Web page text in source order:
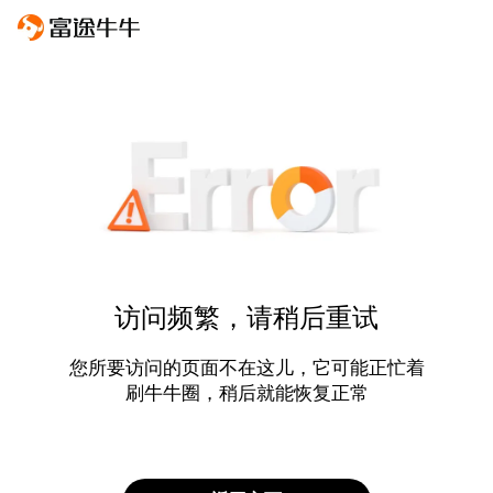
访问频繁，请稍后重试
您所要访问的页面不在这儿，它可能正忙着
刷牛牛圈，稍后就能恢复正常